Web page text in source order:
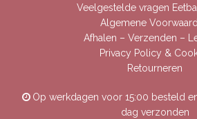
Veelgestelde vragen
Algemene
Afhalen – Verzenden –
Privacy Policy &
Retourneren
Op werkdagen voor 15:00 besteld
dag verzonden